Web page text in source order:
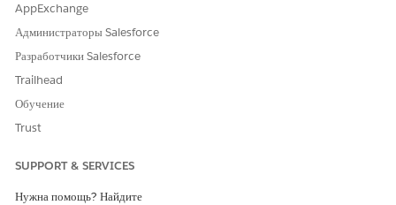
Номер статьи базы знаний
AppExchange
Администраторы Salesforce
Разработчики Salesforce
Trailhead
Обучение
Trust
SUPPORT & SERVICES
Нужна помощь? Найдите